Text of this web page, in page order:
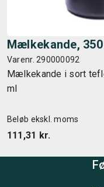
Mælkekande,
Varenr. 290000092
Mælkekande i sort
ml
Beløb ekskl. moms
111,31 kr.